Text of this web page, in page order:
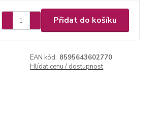
Přidat do košíku
EAN kód: 8595643602770
Hlídat cenu / dostupnost